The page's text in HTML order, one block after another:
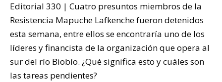
Editorial 330 | Cuatro presuntos miembros de la
Resistencia Mapuche Lafkenche fueron detenidos
esta semana, entre ellos se encontraría uno de los
líderes y financista de la organización que opera al
sur del río Biobío. ¿Qué significa esto y cuáles son
las tareas pendientes?